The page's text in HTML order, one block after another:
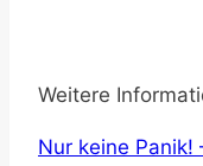
Weitere
Nur keine Panik!